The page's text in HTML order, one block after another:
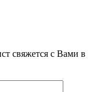
свяжется с Вами в